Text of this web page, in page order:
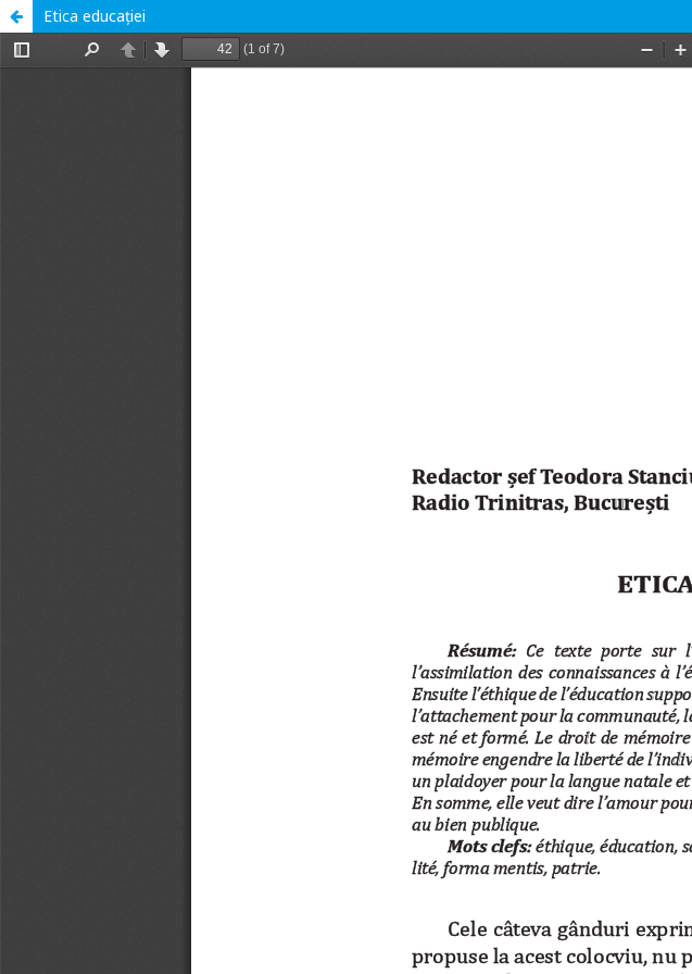
Etica educației